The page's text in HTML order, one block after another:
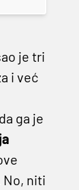
je tri
i već
ga je
No, niti